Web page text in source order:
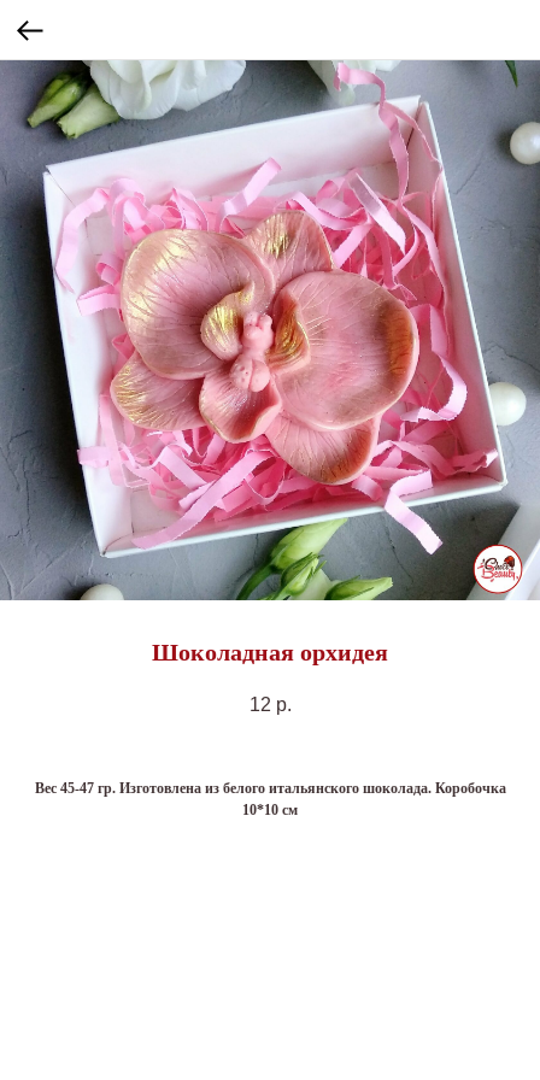
Шоколадная орхидея
12 р.
Вес 45-47 гр. Изготовлена из белого итальянского шоколада. Коробочка
10*10 см